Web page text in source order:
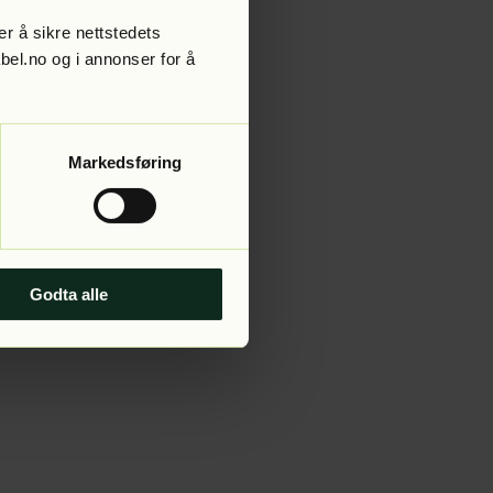
å sikre nettstedets
og i annonser for å
Markedsføring
Godta alle